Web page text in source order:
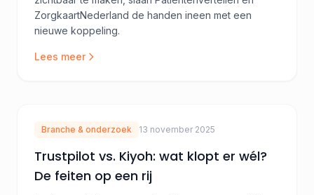
ZorgkaartNederland de handen ineen met een
nieuwe koppeling.
Lees meer
Branche & onderzoek 13 november 2025
Trustpilot vs. Kiyoh: wat klopt er wél?
De feiten op een rij